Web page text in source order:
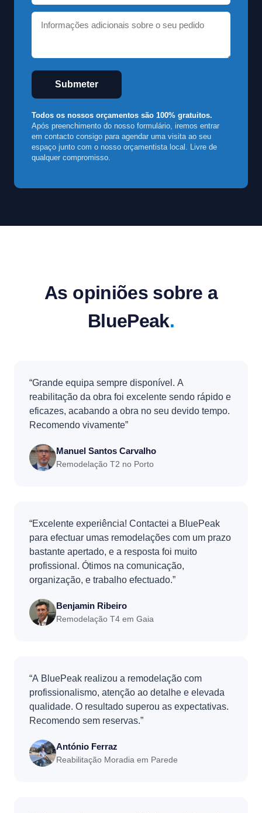
Submeter
Todos os nossos orçamentos são 100% gratuitos.
Após preenchimento do nosso formulário, iremos entrar
em contacto consigo para agendar uma visita ao seu
espaço junto com o nosso orçamentista local. Livre de
qualquer compromisso.
As opiniões sobre a
BluePeak.
“Grande equipa sempre disponível. A
reabilitação da obra foi excelente sendo rápido e
eficazes, acabando a obra no seu devido tempo.
Recomendo vivamente”
Manuel Santos Carvalho
Remodelação T2 no Porto
“Excelente experiência! Contactei a BluePeak
para efectuar umas remodelações com um prazo
bastante apertado, e a resposta foi muito
profissional. Ótimos na comunicação,
organização, e trabalho efectuado.”
Benjamin Ribeiro
Remodelação T4 em Gaia
“A BluePeak realizou a remodelação com
profissionalismo, atenção ao detalhe e elevada
qualidade. O resultado superou as expectativas.
Recomendo sem reservas.”
António Ferraz
Reabilitação Moradia em Parede